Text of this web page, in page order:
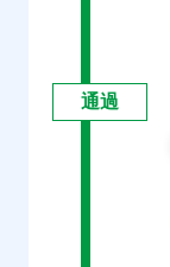
通過